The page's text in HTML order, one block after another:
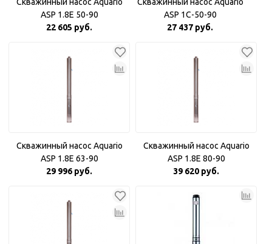
ASP 1.8Е 50-90
22 605 руб.
ASP 1С-50-90
27 437 руб.
Скважинный насос Aquario
ASP 1.8Е 63-90
29 996 руб.
Скважинный насос Aquario
ASP 1.8E 80-90
39 620 руб.